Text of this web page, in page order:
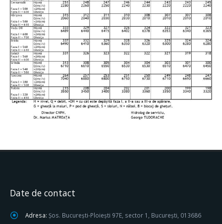
Date de contact
Adresa: Șos. București-Ploiești 97E, sector 1, București, 013686